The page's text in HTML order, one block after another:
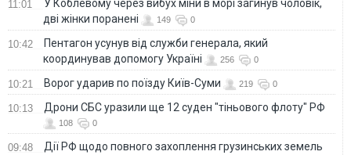
11:01
У Коблевому через вибух міни в морі загинув чоловік,
дві жінки поранені
149 0
10:42
Пентагон усунув від служби генерала, який
координував допомогу Україні
256 0
10:21 Ворог ударив по поїзду Київ-Суми 219 0
10:13 Дрони СБС уразили ще 12 суден "тіньового флоту" РФ
108 0
09:48
Дії РФ щодо повного захоплення грузинських земель